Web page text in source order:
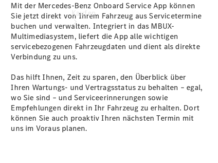
Kaufen
Übersicht
Gebrauchtwagensuche
Junge
Sterne
Digitale
Mit der Mercedes-Benz Onboard Service App können
Sie jetzt direkt von Ihrem Fahrzeug aus Servicetermine
buchen und verwalten. Integriert in das MBUX-
Multimediasystem, liefert die App alle wichtigen
servicebezogenen Fahrzeugdaten und dient als direkte
Verbindung zu uns.
Das hilft Ihnen, Zeit zu sparen, den Überblick über
Ihren Wartungs- und Vertragsstatus zu behalten – egal,
wo Sie sind – und Serviceerinnerungen sowie
Empfehlungen direkt in Ihr Fahrzeug zu erhalten. Dort
können Sie auch proaktiv Ihren nächsten Termin mit
uns im Voraus planen.